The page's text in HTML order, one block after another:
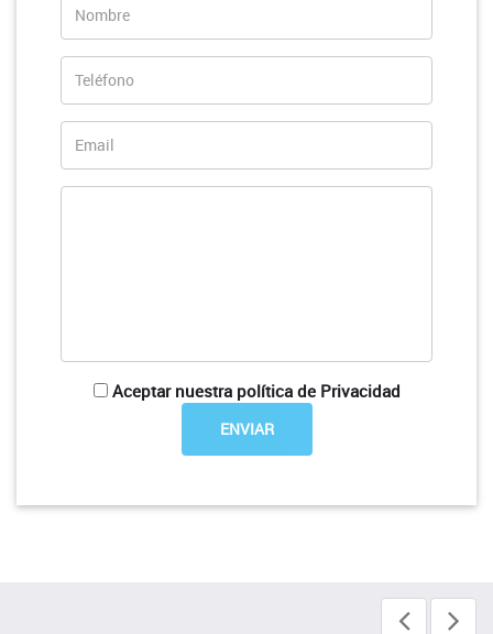
Aceptar nuestra política de Privacidad